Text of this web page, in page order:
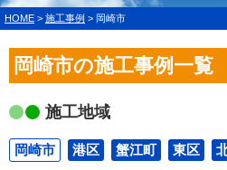
HOME > 施工事例 > 岡崎市
岡崎市の施工事例一覧
施工地域
岡崎市 港区 蟹江町 東区